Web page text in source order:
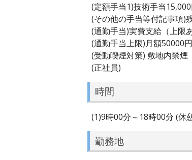
(定額手当1)技術手当
(その他の手当等付記事項)
(通勤手当)実費支給（上限あ
(通勤手当上限)月額50000円
(受動喫煙対策) 敷地内禁煙
(正社員)
時間
(1)9時00分～18時00分 (休
勤務地